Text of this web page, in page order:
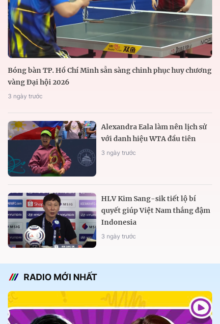
Bóng bàn TP. Hồ Chí Minh sẵn sàng chinh phục huy chương
vàng Đại hội 2026
3 ngày trước
Alexandra Eala làm nên lịch sử
với danh hiệu WTA đầu tiên
3 ngày trước
HLV Kim Sang-sik tiết lộ bí
quyết giúp Việt Nam thắng đậm
Indonesia
3 ngày trước
RADIO MỚI NHẤT